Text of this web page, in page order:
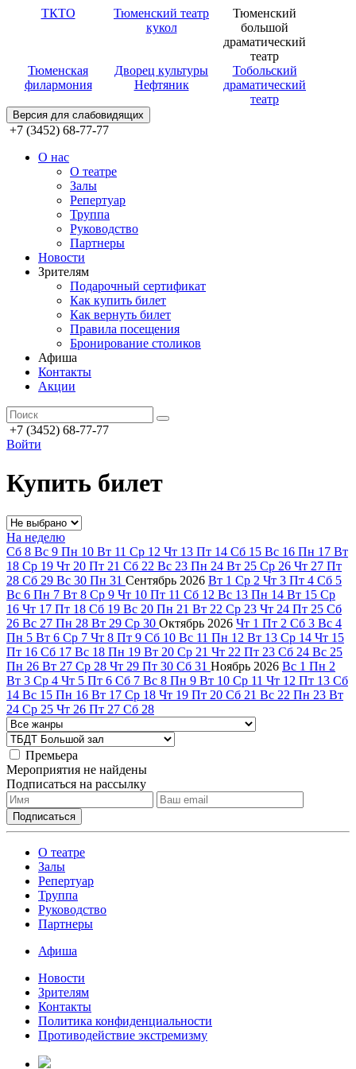
ТКТО
Тюменский театр
кукол
Тюменский
большой
драматический
театр
Тюменская
филармония
Дворец культуры
Нефтяник
Тобольский
драматический
театр
Версия для слабовидящих
+7 (3452) 68-77-77
О нас
О театре
Залы
Репертуар
Труппа
Руководство
Партнеры
Новости
Зрителям
Подарочный сертификат
Как купить билет
Как вернуть билет
Правила посещения
Бронирование столиков
Афиша
Контакты
Акции
+7 (3452) 68-77-77
Войти
Купить билет
На неделю
Сб 8 Вс 9 Пн 10 Вт 11 Ср 12 Чт 13 Пт 14 Сб 15 Вс 16 Пн 17 Вт
18 Ср 19 Чт 20 Пт 21 Сб 22 Вс 23 Пн 24 Вт 25 Ср 26 Чт 27 Пт
28 Сб 29 Вс 30 Пн 31 Сентябрь 2026 Вт 1 Ср 2 Чт 3 Пт 4 Сб 5
Вс 6 Пн 7 Вт 8 Ср 9 Чт 10 Пт 11 Сб 12 Вс 13 Пн 14 Вт 15 Ср
16 Чт 17 Пт 18 Сб 19 Вс 20 Пн 21 Вт 22 Ср 23 Чт 24 Пт 25 Сб
26 Вс 27 Пн 28 Вт 29 Ср 30 Октябрь 2026 Чт 1 Пт 2 Сб 3 Вс 4
Пн 5 Вт 6 Ср 7 Чт 8 Пт 9 Сб 10 Вс 11 Пн 12 Вт 13 Ср 14 Чт 15
Пт 16 Сб 17 Вс 18 Пн 19 Вт 20 Ср 21 Чт 22 Пт 23 Сб 24 Вс 25
Пн 26 Вт 27 Ср 28 Чт 29 Пт 30 Сб 31 Ноябрь 2026 Вс 1 Пн 2
Вт 3 Ср 4 Чт 5 Пт 6 Сб 7 Вс 8 Пн 9 Вт 10 Ср 11 Чт 12 Пт 13 Сб
14 Вс 15 Пн 16 Вт 17 Ср 18 Чт 19 Пт 20 Сб 21 Вс 22 Пн 23 Вт
24 Ср 25 Чт 26 Пт 27 Сб 28
Премьера
Мероприятия не найдены
Подписаться на рассылку
О театре
Залы
Репертуар
Труппа
Руководство
Партнеры
Афиша
Новости
Зрителям
Контакты
Политика конфиденциальности
Противодействие экстремизму